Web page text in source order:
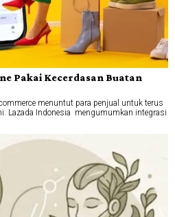
Pakai Kecerdasan Buatan
menuntut para penjual untuk terus
Lazada Indonesia mengumumkan integrasi